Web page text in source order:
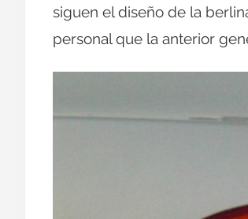
siguen el diseño de la
personal que la anterior